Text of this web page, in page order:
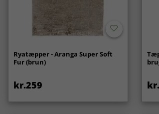
Ryatæpper - Aranga Super Soft
Fur (brun)
kr.259